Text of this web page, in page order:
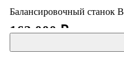
Балансировочный станок
162 000 ₽